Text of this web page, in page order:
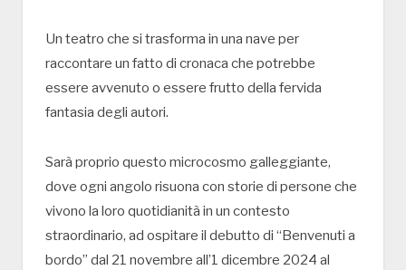
Un teatro che si trasforma in una nave per
raccontare un fatto di cronaca che potrebbe
essere avvenuto o essere frutto della fervida
fantasia degli autori.
Sarà proprio questo microcosmo galleggiante,
dove ogni angolo risuona con storie di persone che
vivono la loro quotidianità in un contesto
straordinario, ad ospitare il debutto di “Benvenuti a
bordo” dal 21 novembre all’1 dicembre 2024 al